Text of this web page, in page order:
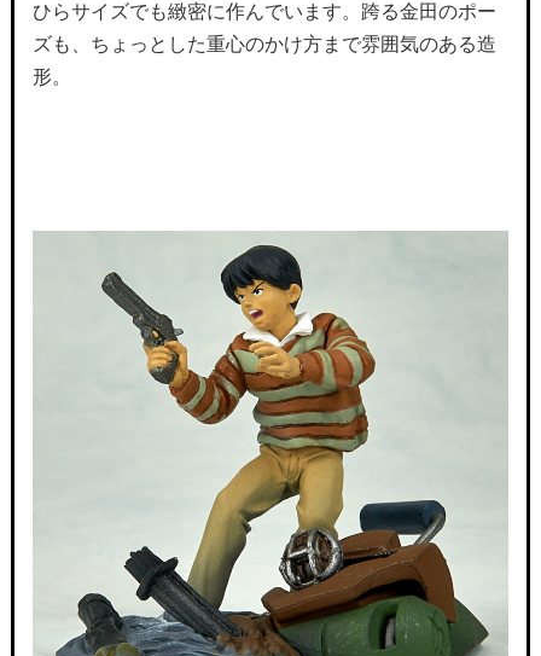
ひらサイズでも緻密に作んでいます。跨る金田のポー
ズも、ちょっとした重心のかけ方まで雰囲気のある造
形。